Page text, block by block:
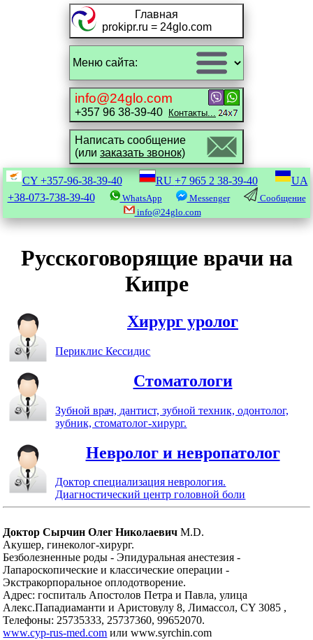
Главная
prokipr.ru = 24glo.com
info@24glo.com
+357 96 38-39-40 Контакты...
Написать сообщение
(или заказать звонок)
CY +357-96-38-39-40 RU +7 965 2 38-39-40
UA
+38-073-738-39-40
WhatsApp Messenger
Сообщение
info@24glo.com
Русскоговорящие врачи на
Кипре
Хирург уролог
Периклис Кессидис
Стоматологи
Зубной врач, дантист, зубной техник, одонтолог,
зубник, стоматолог-хирург.
Невролог и невропатолог
Доктор специализация неврология.
Диагностический центр головной боли
Доктор Сырчин Олег Николаевич M.D.
Акушер, гинеколог-хирург.
Безболезненные роды - Эпидуральная анестезия -
Лапароскопические и классические операции -
Экстракорпоральное оплодотворение.
Адрес: госпиталь Апостолов Петра и Павла, улица
Алекс.Пападиаманти и Аристовулу 8, Лимассол, CY 3085 ,
Телефоны: 25735333, 25737360, 99652070.
www.cyp-rus-med.com или www.syrchin.com